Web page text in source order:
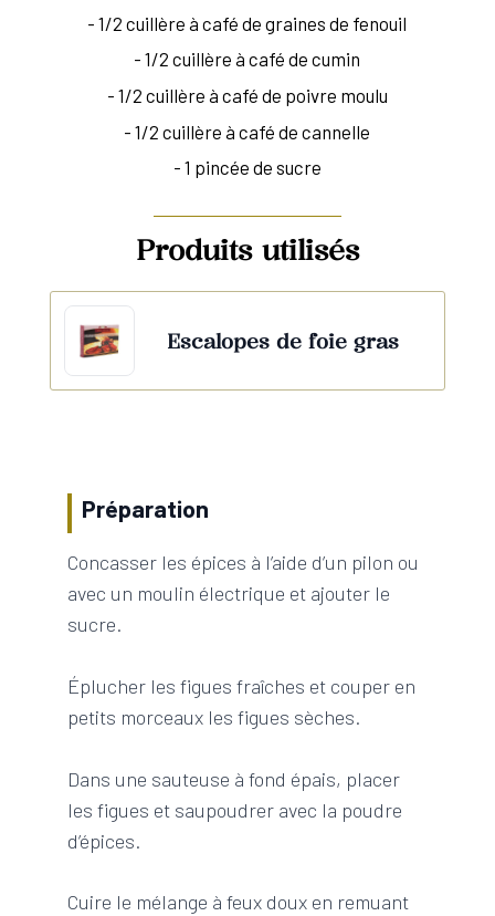
- 1/2 cuillère à café de graines de fenouil
- 1/2 cuillère à café de cumin
- 1/2 cuillère à café de poivre moulu
- 1/2 cuillère à café de cannelle
- 1 pincée de sucre
Produits utilisés
Escalopes de foie gras
Préparation
Concasser les épices à l’aide d’un pilon ou
avec un moulin électrique et ajouter le
sucre.
Éplucher les figues fraîches et couper en
petits morceaux les figues sèches.
Dans une sauteuse à fond épais, placer
les figues et saupoudrer avec la poudre
d’épices.
Cuire le mélange à feux doux en remuant